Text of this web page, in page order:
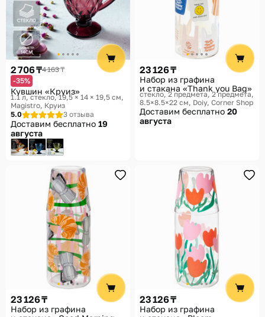
2 706 ₸4 163 ₸
-35%
Кувшин «Круиз»
1.1 л, стекло, 19,5 × 14 × 19,5 см
Magistro, Круиз
5.0
3 отзыва
Доставим бесплатно 19
августа
23 126 ₸
Набор из графина
и стакана «Thank you Bag»
стекло, 2 предмета, 2 предмета,
8.5×8.5×22 см Doiy, Corner Shop
Доставим бесплатно 20
августа
23 126 ₸
Набор из графина
23 126 ₸
Набор из графина